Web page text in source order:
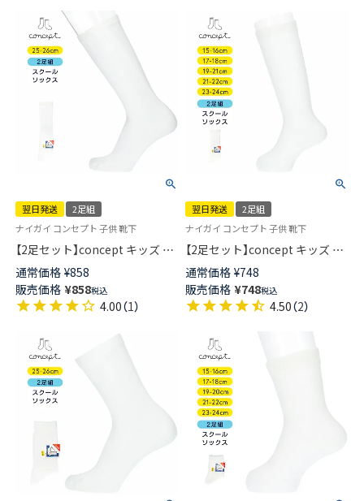
翌日発送
2足組
ナイガイ コンセプト 子供 靴下
【2足セット】concept キッズ ず
り落ち防止 スクールソックス
ハイソックス 足首パール編み
かかと大きめ 直角ヒール 通学
【365日最短翌日発送】04710091
通常価格 ¥858
販売価格 ¥858税込
4.00（1）
翌日発送
2足組
ナイガイ コンセプト 子供 靴下
【2足セット】concept キッズ ず
り落ち防止 スクールソックス
ハイソックス 足首パール編み
かかと大きめ 直角ヒール 通学
【365日最短翌日発送】04710090
通常価格 ¥748
販売価格 ¥748税込
4.50（2）